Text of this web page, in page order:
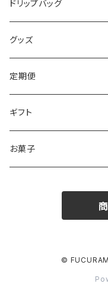
ドリップバッグ
グッズ
定期便
ギフト
お菓子
©